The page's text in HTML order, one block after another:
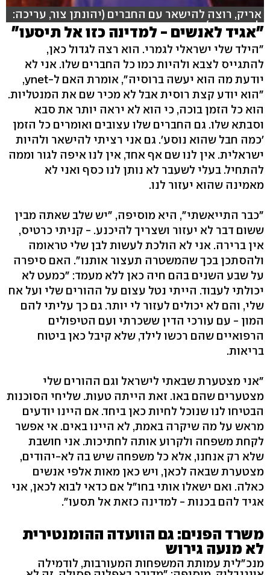
אריק, רוצה להישאר עם החברים (יהונתן צור, עריכה:
ליאור ברמן)
"אגיד לאנשים - למדינה כזו אל תיסעו"
"הילד שלי ישראלי לגמרי. הוא רצה לגדול כאן,
להתגייס לצבא ולהיות כמו כל החברים שלו. אני לא
יודעת מה הוא יעשה ברוסיה", אומרת האם ל-ynet,
"הוא יודע קצת רוסית אבל לא מכיר שם את המנטליות.
הוא כל הזמן בוכה, כי הוא לא יראה יותר את סבא
וסבתא שלו. גם החברים שלו עצובים ואומרים כל הזמן
'כמה חבל שהוא נוסע'. גם אני רציתי להישאר ולהיות
ישראלית. אין לנו שם אף אחד, אין לנו איפה לגור וממה
להתחיל. בעלי לשעבר לא נותן לנו כסף ואני לא
מאמינה שהוא יעזור לנו.
"כבר התייאשתי", היא מוסיפה, "יש שלב שאתה מבין
ששום דבר לא יעזור ושצריך להיכנע. - קניתי כרטיס,
אין ברירה. אני לא הולכת לעשות לבן שלי טראומה
ולהסתכן בכך שהמשטרה תעצור אותנו". האם סיפרה
על שבע השנים בהם חיה כאן ללא מעמד: "כמעט לא
יכולתי לעבוד. הייתי נטל עצום על ההורים שלי ועל אח
שלי, והם לא יכולים לעזור לי יותר. גם כך עליתי להם
המון - עם עורכי הדין ששכרתי ועם הטיפולים
הרפואיים שהם רכשו לילד, שלא קיבל כאן ביטוח
בריאות.
"אני מצטערת שבאתי לישראל וגם ההורים שלי
מצטערים שהם באו. זאת הייתה טעות. שליחי הסוכנות
הבטיחו לנו שנוכל לחיות כאן ביחד. אם היינו יודעים
מראש על מה שיקרה באמת, לא היינו באים. אי אפשר
לקחת משפחה ולקרוע אותה לחתיכות. אני חושבת
שלא רק אנחנו, אלא כל משפחה שיש בה לא-יהודים,
מצטערת שבאה לכאן, ויש כאן מאות אלפי אנשים
כאלה. ואם ישאלו אותי בחו"ל אם כדאי לבוא לכאן, אני
אגיד להם בכנות - למדינה כזאת אל תסעו".
משרד הפנים: גם הוועדה ההומנטירית
לא מנעה גירוש
מנכ"לית עמותת המשפחות המעורבות, לודמילה